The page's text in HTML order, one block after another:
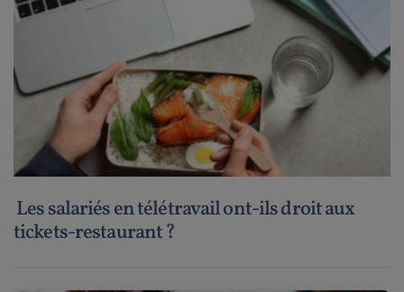
Les salariés en télétravail ont-ils droit aux
tickets-restaurant ?